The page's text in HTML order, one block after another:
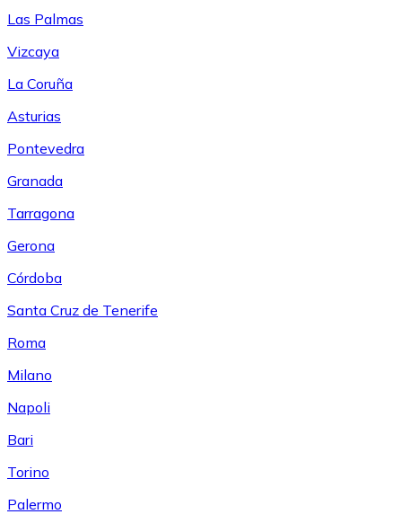
Las Palmas
Vizcaya
La Coruña
Asturias
Pontevedra
Granada
Tarragona
Gerona
Córdoba
Santa Cruz de Tenerife
Roma
Milano
Napoli
Bari
Torino
Palermo